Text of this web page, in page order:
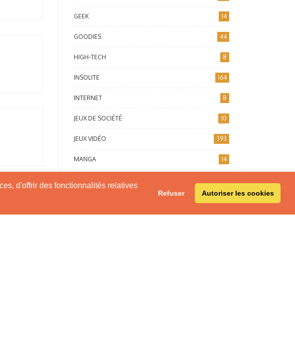
d'offrir des fonctionnalités relatives
Refuser Autoriser les cookies
GEEK 14
GOODIES 44
HIGH-TECH 8
INSOLITE 164
INTERNET 8
JEUX DE SOCIÉTÉ 10
JEUX VIDÉO 393
MANGA 14